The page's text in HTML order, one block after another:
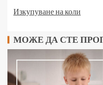
Изкупуване на коли
МОЖЕ ДА СТЕ